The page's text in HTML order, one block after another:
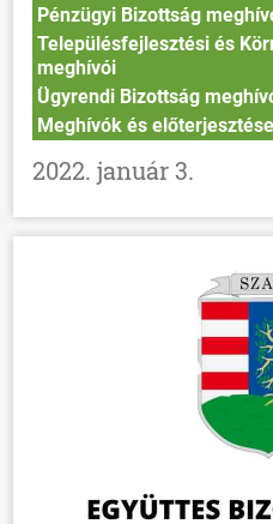
Pénzügyi Bizottság
Településfejlesztési és
meghívói
Ügyrendi Bizottság
Meghívók és
2022. január 3.